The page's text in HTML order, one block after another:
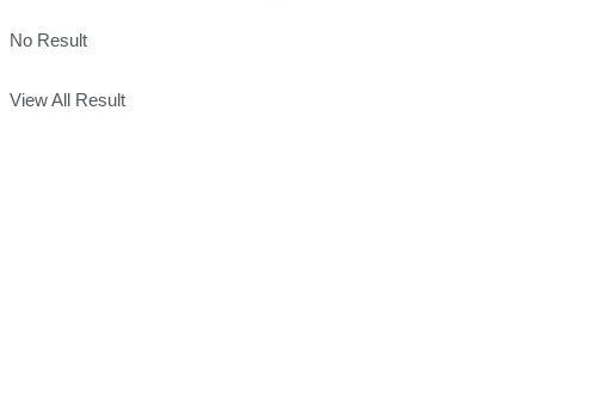
No Result
View All Result